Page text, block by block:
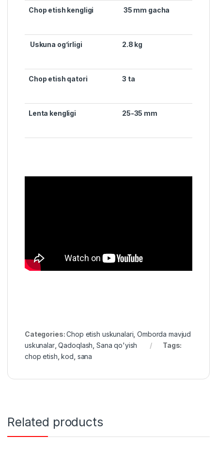
Chop etish kengligi 35 mm gacha
Uskuna og’irligi 2.8 kg
Chop etish qatori 3 ta
Lenta kengligi 25-35 mm
Categories:Chop etish uskunalari ,Omborda mavjud
uskunalar,Qadoqlash Sana qo'yish
Tags:
chop etish ,kod sana
Related products